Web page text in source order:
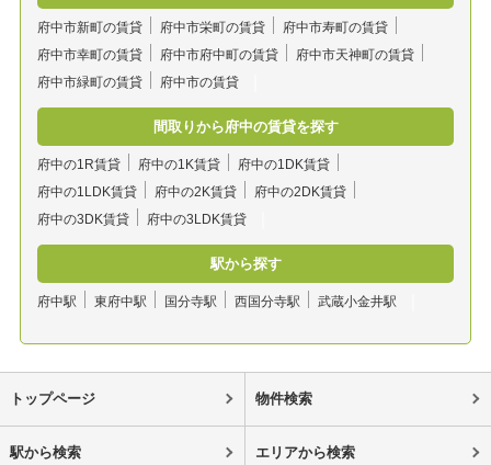
府中市新町の賃貸 府中市栄町の賃貸
府中市寿町の賃貸
府中市幸町の賃貸
府中市府中町の賃貸
府中市天神町の賃貸
府中市緑町の賃貸
府中市の賃貸
間取りから府中の賃貸を探す
府中の1R賃貸 府中の1K賃貸
府中の1DK賃貸
府中の1LDK賃貸
府中の2K賃貸
府中の2DK賃貸
府中の3DK賃貸
府中の3LDK賃貸
駅から探す
府中駅 東府中駅 国分寺駅 西国分寺駅 武蔵小金井駅
トップページ 物件検索
駅から検索 エリアから検索